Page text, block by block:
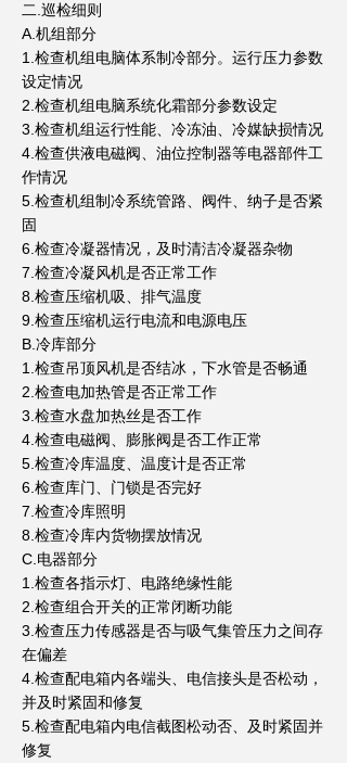
二.巡检细则
A.机组部分
1.检查机组电脑体系制冷部分。运行压力参数
设定情况
2.检查机组电脑系统化霜部分参数设定
3.检查机组运行性能、冷冻油、冷媒缺损情况
4.检查供液电磁阀、油位控制器等电器部件工
作情况
5.检查机组制冷系统管路、阀件、纳子是否紧
固
6.检查冷凝器情况，及时清洁冷凝器杂物
7.检查冷凝风机是否正常工作
8.检查压缩机吸、排气温度
9.检查压缩机运行电流和电源电压
B.冷库部分
1.检查吊顶风机是否结冰，下水管是否畅通
2.检查电加热管是否正常工作
3.检查水盘加热丝是否工作
4.检查电磁阀、膨胀阀是否工作正常
5.检查冷库温度、温度计是否正常
6.检查库门、门锁是否完好
7.检查冷库照明
8.检查冷库内货物摆放情况
C.电器部分
1.检查各指示灯、电路绝缘性能
2.检查组合开关的正常闭断功能
3.检查压力传感器是否与吸气集管压力之间存
在偏差
4.检查配电箱内各端头、电信接头是否松动，
并及时紧固和修复
5.检查配电箱内电信截图松动否、及时紧固并
修复